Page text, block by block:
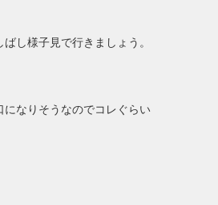
し様子見で行きましょう。
になりそうなのでコレぐらい